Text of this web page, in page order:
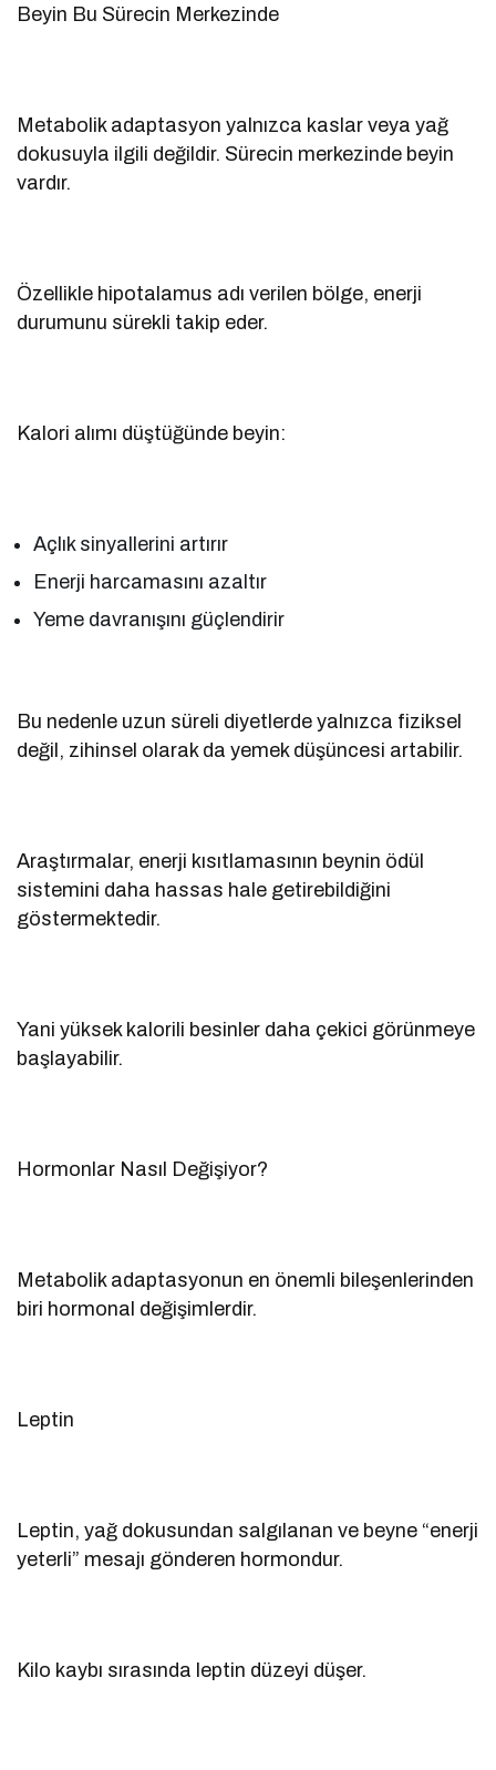
Beyin Bu Sürecin Merkezinde
Metabolik adaptasyon yalnızca kaslar veya yağ
dokusuyla ilgili değildir. Sürecin merkezinde beyin
vardır.
Özellikle hipotalamus adı verilen bölge, enerji
durumunu sürekli takip eder.
Kalori alımı düştüğünde beyin:
Açlık sinyallerini artırır
Enerji harcamasını azaltır
Yeme davranışını güçlendirir
Bu nedenle uzun süreli diyetlerde yalnızca fiziksel
değil, zihinsel olarak da yemek düşüncesi artabilir.
Araştırmalar, enerji kısıtlamasının beynin ödül
sistemini daha hassas hale getirebildiğini
göstermektedir.
Yani yüksek kalorili besinler daha çekici görünmeye
başlayabilir.
Hormonlar Nasıl Değişiyor?
Metabolik adaptasyonun en önemli bileşenlerinden
biri hormonal değişimlerdir.
Leptin
Leptin, yağ dokusundan salgılanan ve beyne “enerji
yeterli” mesajı gönderen hormondur.
Kilo kaybı sırasında leptin düzeyi düşer.